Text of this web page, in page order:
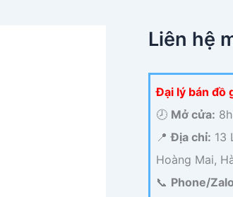
Liên hệ
Đại lý bán đồ
🕗 Mở cửa:
📍Địa chỉ: 13
Hoàng Mai,
📞 Phone/